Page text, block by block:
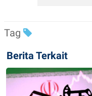
Tag
Berita Terkait